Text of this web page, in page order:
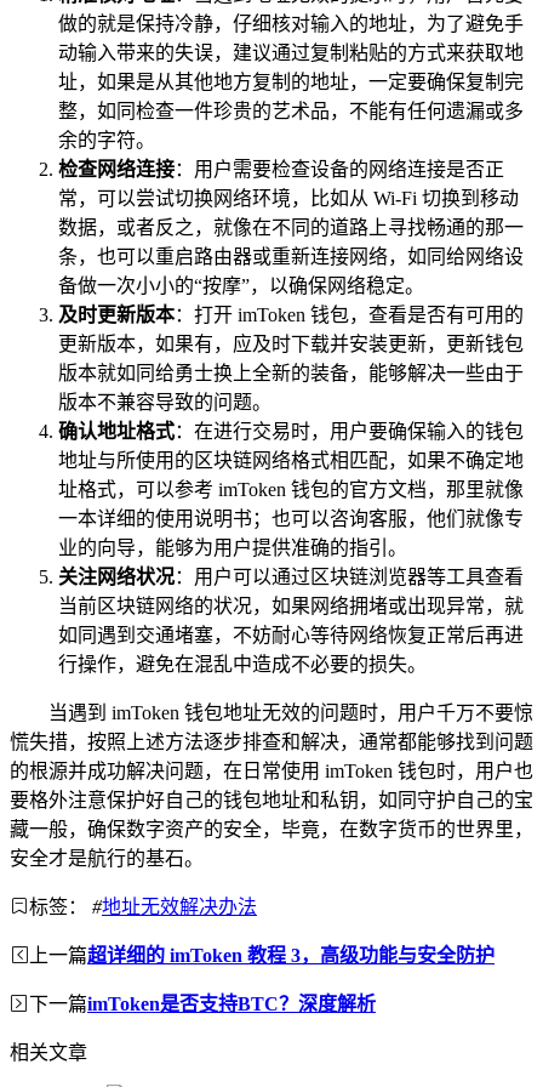
做的就是保持冷静，仔细核对输入的地址，为了避免手
动输入带来的失误，建议通过复制粘贴的方式来获取地
址，如果是从其他地方复制的地址，一定要确保复制完
整，如同检查一件珍贵的艺术品，不能有任何遗漏或多
余的字符。
检查网络连接：用户需要检查设备的网络连接是否正
常，可以尝试切换网络环境，比如从 Wi-Fi 切换到移动
数据，或者反之，就像在不同的道路上寻找畅通的那一
条，也可以重启路由器或重新连接网络，如同给网络设
备做一次小小的“按摩”，以确保网络稳定。
及时更新版本：打开 imToken 钱包，查看是否有可用的
更新版本，如果有，应及时下载并安装更新，更新钱包
版本就如同给勇士换上全新的装备，能够解决一些由于
版本不兼容导致的问题。
确认地址格式：在进行交易时，用户要确保输入的钱包
地址与所使用的区块链网络格式相匹配，如果不确定地
址格式，可以参考 imToken 钱包的官方文档，那里就像
一本详细的使用说明书；也可以咨询客服，他们就像专
业的向导，能够为用户提供准确的指引。
关注网络状况：用户可以通过区块链浏览器等工具查看
当前区块链网络的状况，如果网络拥堵或出现异常，就
如同遇到交通堵塞，不妨耐心等待网络恢复正常后再进
行操作，避免在混乱中造成不必要的损失。
当遇到 imToken 钱包地址无效的问题时，用户千万不要惊
慌失措，按照上述方法逐步排查和解决，通常都能够找到问题
的根源并成功解决问题，在日常使用 imToken 钱包时，用户也
要格外注意保护好自己的钱包地址和私钥，如同守护自己的宝
藏一般，确保数字资产的安全，毕竟，在数字货币的世界里，
安全才是航行的基石。
标签： #地址无效解决办法
上一篇超详细的 imToken 教程 3，高级功能与安全防护
下一篇imToken是否支持BTC？深度解析
相关文章